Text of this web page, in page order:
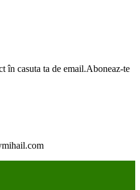
în casuta ta de email.Aboneaz-te